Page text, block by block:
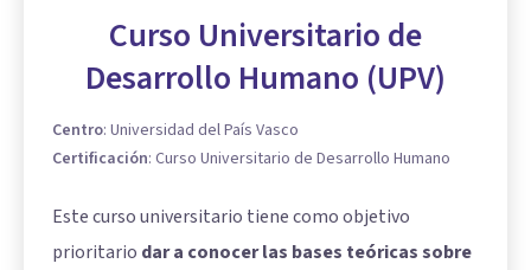
Curso Universitario de
Desarrollo Humano (UPV)
Centro: Universidad del País Vasco
Certificación: Curso Universitario de Desarrollo Humano
Este curso universitario tiene como objetivo
prioritario dar a conocer las bases teóricas sobre